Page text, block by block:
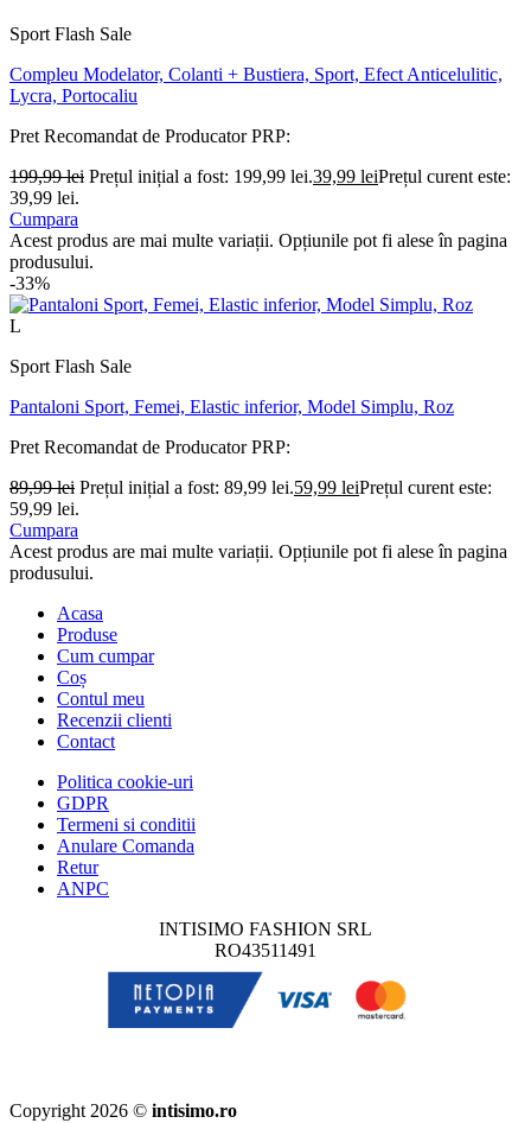
Sport Flash Sale
Compleu Modelator, Colanti + Bustiera, Sport, Efect Anticelulitic,
Lycra, Portocaliu
Pret Recomandat de ProducatorPRP:
199,99lei Prețul inițial a fost: 199,99 lei.39,99 leiPrețul curent este:
39,99 lei.
Cumpara
Acest produs are mai multe variații. Opțiunile pot fi alese în pagina
produsului.
-33%
L
Sport Flash Sale
Pantaloni Sport, Femei, Elastic inferior, Model Simplu, Roz
Pret Recomandat de ProducatorPRP:
89,99lei Prețul inițial a fost: 89,99 lei.59,99 leiPrețul curent este:
59,99 lei.
Cumpara
Acest produs are mai multe variații. Opțiunile pot fi alese în pagina
produsului.
Acasa
Produse
Cum cumpar
Coș
Contul meu
Recenzii clienti
Contact
Politica cookie-uri
GDPR
Termeni si conditii
Anulare Comanda
Retur
ANPC
INTISIMO FASHION SRL
RO43511491
Copyright 2026 © intisimo.ro